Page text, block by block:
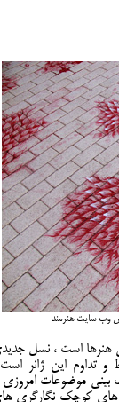
هنرها است ، نسل
و تداوم این ژانر
بینی موضوعات امروزی
ریز و بوته های کوچک نگارگری